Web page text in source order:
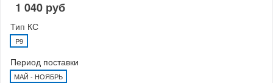
1 040 руб
Тип КС
P9
Период поставки
МАЙ - НОЯБРЬ